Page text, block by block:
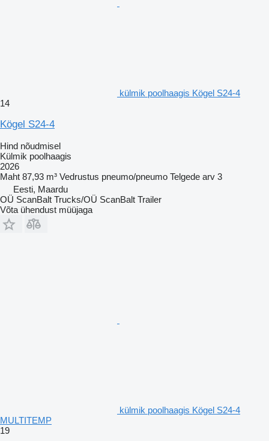
külmik poolhaagis Kögel S24-4
14
Kögel S24-4
Hind nõudmisel
Külmik poolhaagis
2026
Maht 87,93 m³ Vedrustus pneumo/pneumo Telgede arv 3
Eesti, Maardu
OÜ ScanBalt Trucks/OÜ ScanBalt Trailer
Võta ühendust müüjaga
külmik poolhaagis Kögel S24-4
MULTITEMP
19